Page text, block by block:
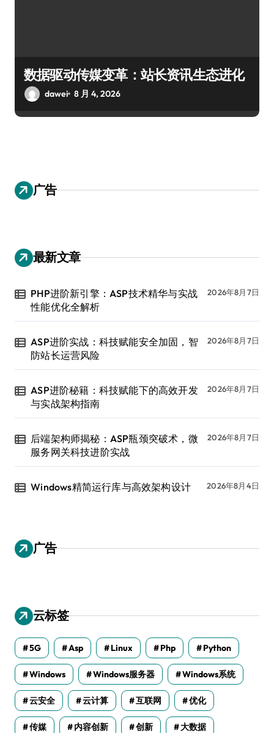
数据驱动传媒变革：站长资讯生态进化
dawei 8 月 4, 2026
广告
最新文章
PHP进阶新引擎：ASP技术精华与实战
性能优化全解析
2026年8月7日
ASP进阶实战：科技赋能安全加固，智
防站长运营风险
2026年8月7日
ASP进阶秘籍：科技赋能下的高效开发
与实战架构指南
2026年8月7日
后端架构师揭秘：ASP瓶颈突破术，微
服务网关科技进阶实战
2026年8月7日
Windows精简运行库与高效架构设计 2026年8月4日
广告
云标签
5G Asp Linux Php Python
Windows Windows服务器 Windows系统
云安全 云计算 互联网 优化
传媒 内容创新 创新 大数据